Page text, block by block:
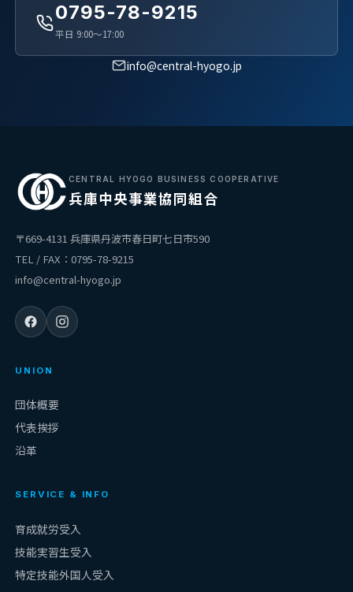
0795-78-9215
平日 9:00〜17:00
info@central-hyogo.jp
CENTRAL HYOGO BUSINESS COOPERATIVE
兵庫中央事業協同組合
〒669-4131 兵庫県丹波市春日町七日市590
TEL / FAX：0795-78-9215
info@central-hyogo.jp
UNION
団体概要
代表挨拶
沿革
SERVICE & INFO
育成就労受入
技能実習生受入
特定技能外国人受入